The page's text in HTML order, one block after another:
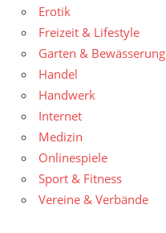
Erotik
Freizeit & Lifestyle
Garten & Bewässerung
Handel
Handwerk
Internet
Medizin
Onlinespiele
Sport & Fitness
Vereine & Verbände